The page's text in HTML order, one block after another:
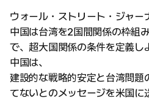
ウォール・ストリート・ジャー
中国は台湾を2国間関係の枠組
で、超大国関係の条件を定義し
中国は、
建設的な戦略的安定と台湾問題
てないとのメッセージを米国に